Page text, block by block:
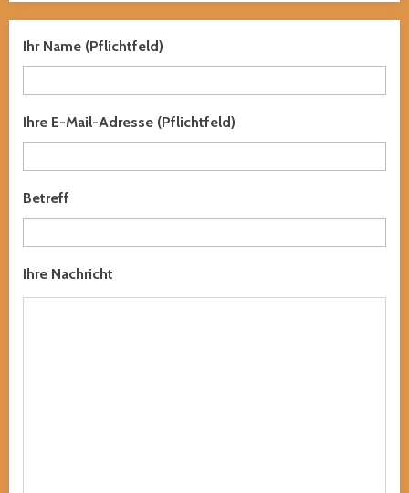
Ihr Name (Pflichtfeld)
Ihre E-Mail-Adresse (Pflichtfeld)
Betreff
Ihre Nachricht